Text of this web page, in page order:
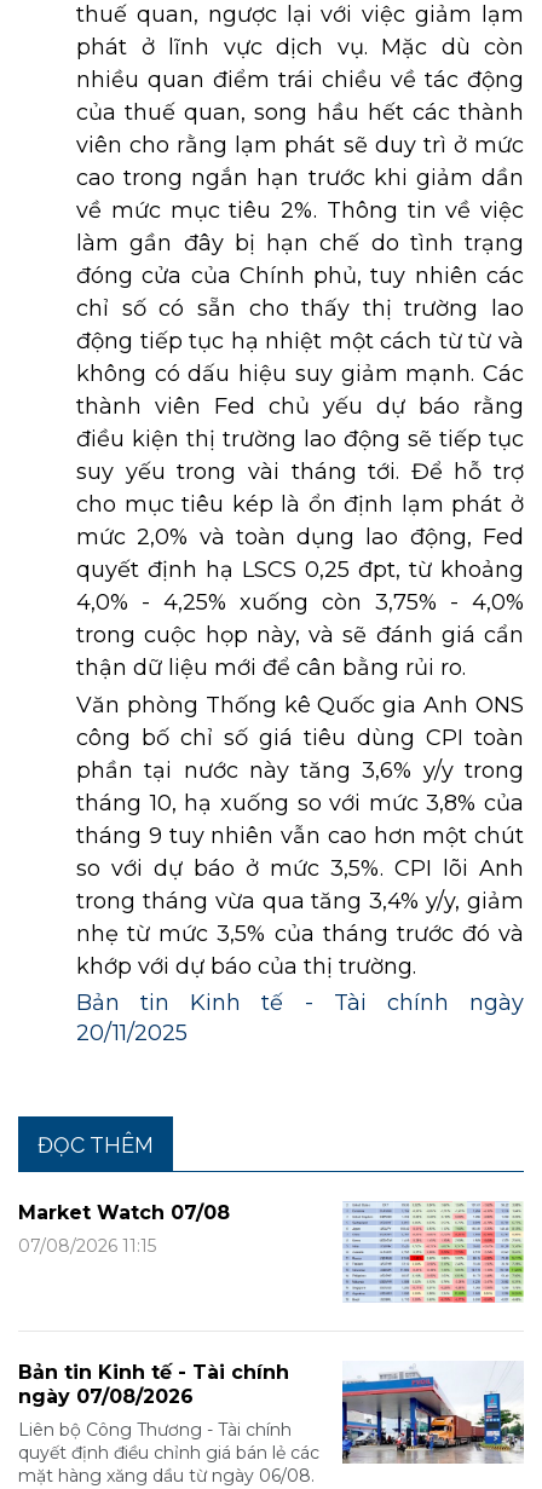
thuế quan, ngược lại với việc giảm lạm
phát ở lĩnh vực dịch vụ. Mặc dù còn
nhiều quan điểm trái chiều về tác động
của thuế quan, song hầu hết các thành
viên cho rằng lạm phát sẽ duy trì ở mức
cao trong ngắn hạn trước khi giảm dần
về mức mục tiêu 2%. Thông tin về việc
làm gần đây bị hạn chế do tình trạng
đóng cửa của Chính phủ, tuy nhiên các
chỉ số có sẵn cho thấy thị trường lao
động tiếp tục hạ nhiệt một cách từ từ và
không có dấu hiệu suy giảm mạnh. Các
thành viên Fed chủ yếu dự báo rằng
điều kiện thị trường lao động sẽ tiếp tục
suy yếu trong vài tháng tới. Để hỗ trợ
cho mục tiêu kép là ổn định lạm phát ở
mức 2,0% và toàn dụng lao động, Fed
quyết định hạ LSCS 0,25 đpt, từ khoảng
4,0% - 4,25% xuống còn 3,75% - 4,0%
trong cuộc họp này, và sẽ đánh giá cẩn
thận dữ liệu mới để cân bằng rủi ro.
Văn phòng Thống kê Quốc gia Anh ONS
công bố chỉ số giá tiêu dùng CPI toàn
phần tại nước này tăng 3,6% y/y trong
tháng 10, hạ xuống so với mức 3,8% của
tháng 9 tuy nhiên vẫn cao hơn một chút
so với dự báo ở mức 3,5%. CPI lõi Anh
trong tháng vừa qua tăng 3,4% y/y, giảm
nhẹ từ mức 3,5% của tháng trước đó và
khớp với dự báo của thị trường.
Bản tin Kinh tế - Tài chính ngày
20/11/2025
ĐỌC THÊM
Market Watch 07/08
07/08/2026 11:15
Bản tin Kinh tế - Tài chính
ngày 07/08/2026
Liên bộ Công Thương - Tài chính
quyết định điều chỉnh giá bán lẻ các
mặt hàng xăng dầu từ ngày 06/08.